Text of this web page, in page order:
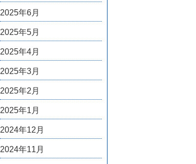
2025年6月
2025年5月
2025年4月
2025年3月
2025年2月
2025年1月
2024年12月
2024年11月